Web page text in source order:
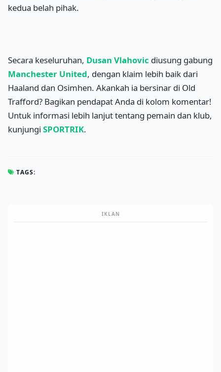
kedua belah pihak.
Secara keseluruhan, Dusan Vlahovic diusung gabung
Manchester United, dengan klaim lebih baik dari
Haaland dan Osimhen. Akankah ia bersinar di Old
Trafford? Bagikan pendapat Anda di kolom komentar!
Untuk informasi lebih lanjut tentang pemain dan klub,
kunjungi SPORTRIK.
TAGS:
IKLAN